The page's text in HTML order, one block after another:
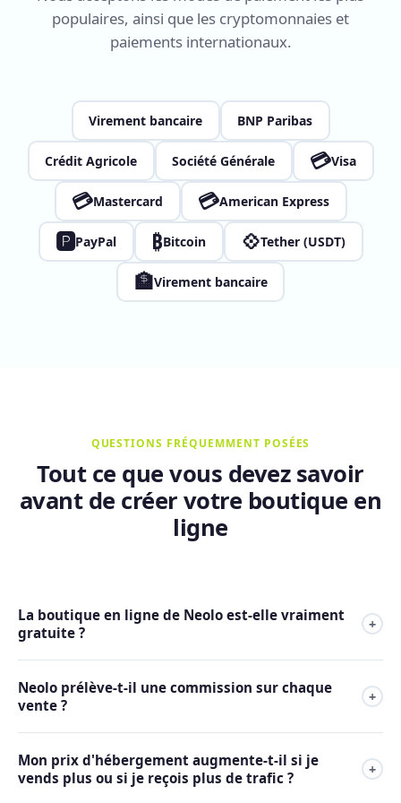
populaires, ainsi que les cryptomonnaies et
paiements internationaux.
Virement bancaire BNP Paribas
Crédit Agricole Société Générale 💳Visa
💳Mastercard 💳American Express
🅿PayPal ₿Bitcoin 💠Tether (USDT)
🏦Virement bancaire
QUESTIONS FRÉQUEMMENT POSÉES
Tout ce que vous devez savoir
avant de créer votre boutique en
ligne
La boutique en ligne de Neolo est-elle vraiment
gratuite ?
+
dans le Plan 1 d'hébergement. Ce n'est pas une période
d'essai : tant que votre plan est actif, votre boutique est
disponible sans frais supplémentaires.
Neolo prélève-t-il une commission sur chaque
vente ?
+
100% de ce que vous vendez vous appartient. Cela inclut
Tienda Neolo, WooCommerce et PrestaShop.
Mon prix d'hébergement augmente-t-il si je
vends plus ou si je reçois plus de trafic ?
+